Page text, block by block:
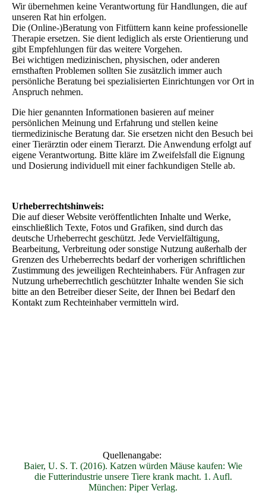
Wir übernehmen keine Verantwortung für Handlungen, die auf
unseren Rat hin erfolgen.
Die (Online-)Beratung von Fitfüttern kann keine professionelle
Therapie ersetzen. Sie dient lediglich als erste Orientierung und
gibt Empfehlungen für das weitere Vorgehen.
Bei wichtigen medizinischen, physischen, oder anderen
ernsthaften Problemen sollten Sie zusätzlich immer auch
persönliche Beratung bei spezialisierten Einrichtungen vor Ort in
Anspruch nehmen.
Die hier genannten Informationen basieren auf meiner
persönlichen Meinung und Erfahrung und stellen keine
tiermedizinische Beratung dar. Sie ersetzen nicht den Besuch bei
einer Tierärztin oder einem Tierarzt. Die Anwendung erfolgt auf
eigene Verantwortung. Bitte kläre im Zweifelsfall die Eignung
und Dosierung individuell mit einer fachkundigen Stelle ab.
Urheberrechtshinweis:
Die auf dieser Website veröffentlichten Inhalte und Werke,
einschließlich Texte, Fotos und Grafiken, sind durch das
deutsche Urheberrecht geschützt. Jede Vervielfältigung,
Bearbeitung, Verbreitung oder sonstige Nutzung außerhalb der
Grenzen des Urheberrechts bedarf der vorherigen schriftlichen
Zustimmung des jeweiligen Rechteinhabers. Für Anfragen zur
Nutzung urheberrechtlich geschützter Inhalte wenden Sie sich
bitte an den Betreiber dieser Seite, der Ihnen bei Bedarf den
Kontakt zum Rechteinhaber vermitteln wird.
Quellenangabe:
Baier, U. S. T. (2016). Katzen würden Mäuse kaufen: Wie
die Futterindustrie unsere Tiere krank macht. 1. Aufl.
München: Piper Verlag.